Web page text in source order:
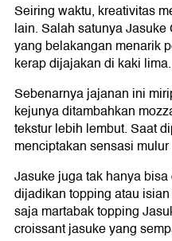
Seiring waktu, kreativitas
lain. Salah satunya
yang belakangan menarik
kerap dijajakan di kaki lima.
Sebenarnya jajanan ini
kejunya ditambahkan
tekstur lebih lembut. Saat
menciptakan sensasi
Jasuke juga tak hanya
dijadikan topping atau
saja martabak topping
croissant jasuke yang